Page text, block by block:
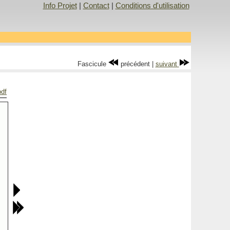
Info Projet| Contact| Conditions d'utilisation
Fascicule précédent | suivant